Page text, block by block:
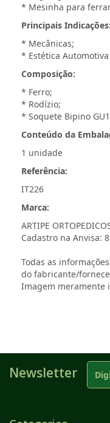
* Mesinha para
Principais Indicações:
* Mecânicas;
* Estética Automotiva
Composição:
* Ferro;
* Rodízio;
* Soquete Bipino
Conteúdo da
1 unidade
Referência:
IT226
Marca:
ARTIPE
Cadastro na Anvisa:
Todas as
do fabricante/
Imagem meramente
Newsletter